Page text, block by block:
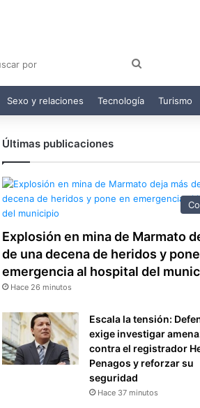
por
Sexo y relaciones Tecnología Turismo
Últimas publicaciones
Explosión en mina de Marmato
de una decena de heridos y
emergencia al hospital del
Hace 26 minutos
Escala la tensión:
exige investigar
contra el registrador
Penagos y reforzar su
seguridad
Hace 37 minutos